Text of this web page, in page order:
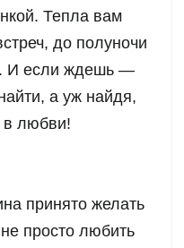
Тепла вам
до полуночи
И если ждешь —
а уж найдя,
в любви!
принято желать
просто любить